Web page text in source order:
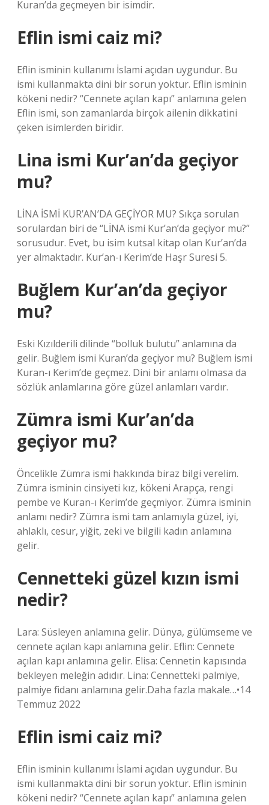
Kuran’da geçmeyen bir isimdir.
Eflin ismi caiz mi?
Eflin isminin kullanımı İslami açıdan uygundur. Bu
ismi kullanmakta dini bir sorun yoktur. Eflin isminin
kökeni nedir? “Cennete açılan kapı” anlamına gelen
Eflin ismi, son zamanlarda birçok ailenin dikkatini
çeken isimlerden biridir.
Lina ismi Kur’an’da geçiyor
mu?
LİNA İSMİ KUR’AN’DA GEÇİYOR MU? Sıkça sorulan
sorulardan biri de “LİNA ismi Kur’an’da geçiyor mu?”
sorusudur. Evet, bu isim kutsal kitap olan Kur’an’da
yer almaktadır. Kur’an-ı Kerim’de Haşr Suresi 5.
Buğlem Kur’an’da geçiyor
mu?
Eski Kızılderili dilinde “bolluk bulutu” anlamına da
gelir. Buğlem ismi Kuran’da geçiyor mu? Buğlem ismi
Kuran-ı Kerim’de geçmez. Dini bir anlamı olmasa da
sözlük anlamlarına göre güzel anlamları vardır.
Zümra ismi Kur’an’da
geçiyor mu?
Öncelikle Zümra ismi hakkında biraz bilgi verelim.
Zümra isminin cinsiyeti kız, kökeni Arapça, rengi
pembe ve Kuran-ı Kerim’de geçmiyor. Zümra isminin
anlamı nedir? Zümra ismi tam anlamıyla güzel, iyi,
ahlaklı, cesur, yiğit, zeki ve bilgili kadın anlamına
gelir.
Cennetteki güzel kızın ismi
nedir?
Lara: Süsleyen anlamına gelir. Dünya, gülümseme ve
cennete açılan kapı anlamına gelir. Eflin: Cennete
açılan kapı anlamına gelir. Elisa: Cennetin kapısında
bekleyen meleğin adıdır. Lina: Cennetteki palmiye,
palmiye fidanı anlamına gelir.Daha fazla makale…•14
Temmuz 2022
Eflin ismi caiz mi?
Eflin isminin kullanımı İslami açıdan uygundur. Bu
ismi kullanmakta dini bir sorun yoktur. Eflin isminin
kökeni nedir? “Cennete açılan kapı” anlamına gelen